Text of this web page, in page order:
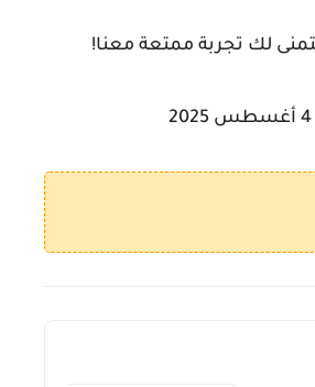
لك تجربة ممتعة معنا!
⚠️ كل